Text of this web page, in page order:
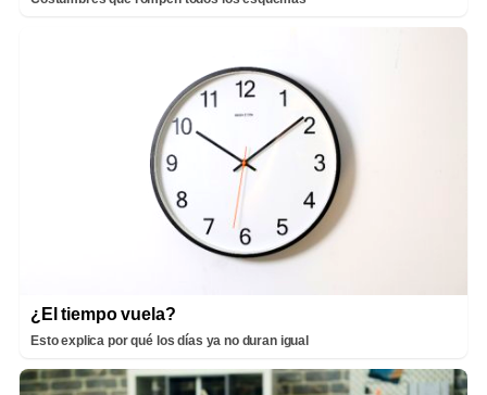
¿El tiempo vuela?
Esto explica por qué los días ya no duran igual